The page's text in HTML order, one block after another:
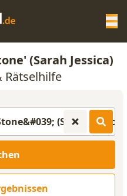
HILFE
GENERATOR
(Sarah Jessica)
Rätselhilfe